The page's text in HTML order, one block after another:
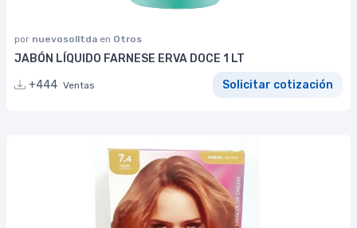
por nuevosolltda en Otros
JABÓN LÍQUIDO FARNESE ERVA DOCE 1 LT
+444 Ventas Solicitar cotización